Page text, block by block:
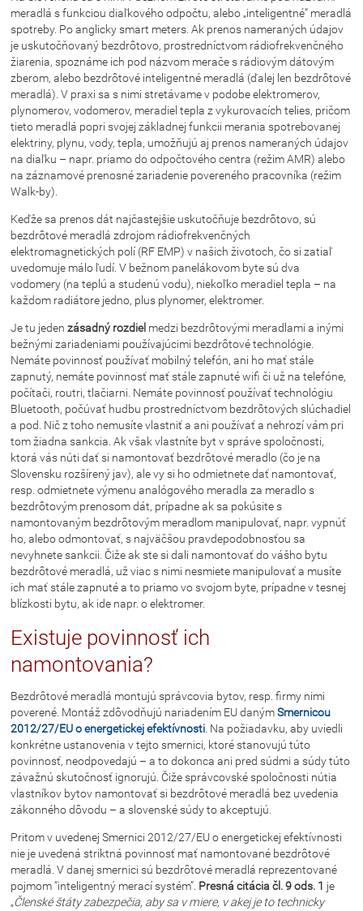
meradlá s funkciou diaľkového odpočtu, alebo „inteligentné“ meradlá
spotreby. Po anglicky smart meters. Ak prenos nameraných údajov
je uskutočňovaný bezdrôtovo, prostredníctvom rádiofrekvenčného
žiarenia, spoznáme ich pod názvom merače s rádiovým dátovým
zberom, alebo bezdrôtové inteligentné meradlá (ďalej len bezdrôtové
meradlá). V praxi sa s nimi stretávame v podobe elektromerov,
plynomerov, vodomerov, meradiel tepla z vykurovacích telies, pričom
tieto meradlá popri svojej základnej funkcii merania spotrebovanej
elektriny, plynu, vody, tepla, umožňujú aj prenos nameraných údajov
na diaľku – napr. priamo do odpočtového centra (režim AMR) alebo
na záznamové prenosné zariadenie povereného pracovníka (režim
Walk-by).
Keďže sa prenos dát najčastejšie uskutočňuje bezdrôtovo, sú
bezdrôtové meradlá zdrojom rádiofrekvenčných
elektromagnetických polí (RF EMP) v našich životoch, čo si zatiaľ
uvedomuje málo ľudí. V bežnom panelákovom byte sú dva
vodomery (na teplú a studenú vodu), niekoľko meradiel tepla – na
každom radiátore jedno, plus plynomer, elektromer.
Je tu jedenzásadný rozdiel medzi bezdrôtovými meradlami a inými
bežnými zariadeniami používajúcimi bezdrôtové technológie.
Nemáte povinnosť používať mobilný telefón, ani ho mať stále
zapnutý, nemáte povinnosť mať stále zapnuté wifi či už na telefóne,
počítači, routri, tlačiarni. Nemáte povinnosť používať technológiu
Bluetooth, počúvať hudbu prostredníctvom bezdrôtových slúchadiel
a pod. Nič z toho nemusíte vlastniť a ani používať a nehrozí vám pri
tom žiadna sankcia. Ak však vlastníte byt v správe spoločnosti,
ktorá vás núti dať si namontovať bezdrôtové meradlo (čo je na
Slovensku rozšírený jav), ale vy si ho odmietnete dať namontovať,
resp. odmietnete výmenu analógového meradla za meradlo s
bezdrôtovým prenosom dát, prípadne ak sa pokúsite s
namontovaným bezdrôtovým meradlom manipulovať, napr. vypnúť
ho, alebo odmontovať, s najväčšou pravdepodobnosťou sa
nevyhnete sankcii. Čiže ak ste si dali namontovať do vášho bytu
bezdrôtové meradlá, už viac s nimi nesmiete manipulovať a musíte
ich mať stále zapnuté a to priamo vo svojom byte, prípadne v tesnej
blízkosti bytu, ak ide napr. o elektromer.
Existuje povinnosť ich
namontovania?
Bezdrôtové meradlá montujú správcovia bytov, resp. firmy nimi
poverené. Montáž zdôvodňujú nariadením EU danýmSmernicou
2012/27/EU o energetickej efektívnosti. Na požiadavku, aby uviedli
konkrétne ustanovenia v tejto smernici, ktoré stanovujú túto
povinnosť, neodpovedajú – a to dokonca ani pred súdmi a súdy túto
závažnú skutočnosť ignorujú. Čiže správcovské spoločnosti nútia
vlastníkov bytov namontovať si bezdrôtové meradlá bez uvedenia
zákonného dôvodu – a slovenské súdy to akceptujú.
Pritom v uvedenej Smernici 2012/27/EU o energetickej efektívnosti
nie je uvedená striktná povinnosť mať namontované bezdrôtové
meradlá. V danej smernici sú bezdrôtové meradlá reprezentované
pojmom “inteligentný merací systém”. Presná citácia čl. 9 ods. 1 je
„Členské štáty zabezpečia, aby sa v miere, v akej je to technicky